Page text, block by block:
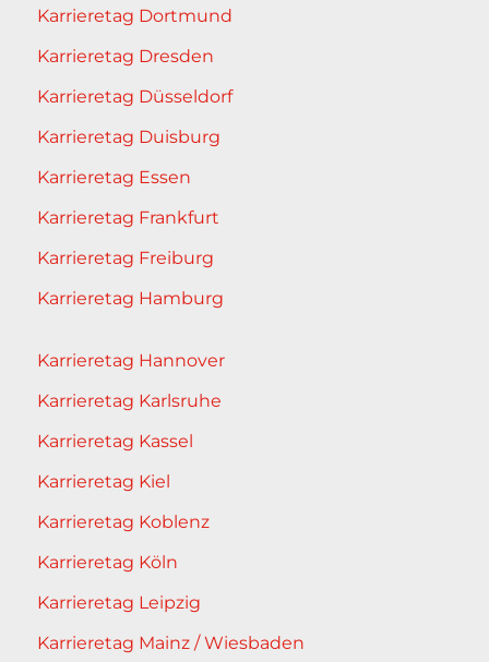
Karrieretag Dortmund
Karrieretag Dresden
Karrieretag Düsseldorf
Karrieretag Duisburg
Karrieretag Essen
Karrieretag Frankfurt
Karrieretag Freiburg
Karrieretag Hamburg
Karrieretag Hannover
Karrieretag Karlsruhe
Karrieretag Kassel
Karrieretag Kiel
Karrieretag Koblenz
Karrieretag Köln
Karrieretag Leipzig
Karrieretag Mainz / Wiesbaden